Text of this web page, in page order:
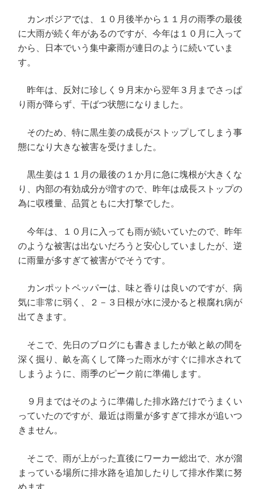
カンボジアでは、１０月後半から１１月の雨季の最後
に大雨が続く年があるのですが、今年は１０月に入って
から、日本でいう集中豪雨が連日のように続いていま
す。
昨年は、反対に珍しく９月末から翌年３月までさっぱ
り雨が降らず、干ばつ状態になりました。
そのため、特に黒生姜の成長がストップしてしまう事
態になり大きな被害を受けました。
黒生姜は１１月の最後の１か月に急に塊根が大きくな
り、内部の有効成分が増すので、昨年は成長ストップの
為に収穫量、品質ともに大打撃でした。
今年は、１０月に入っても雨が続いていたので、昨年
のような被害は出ないだろうと安心していましたが、逆
に雨量が多すぎて被害がでそうです。
カンポットペッパーは、味と香りは良いのですが、病
気に非常に弱く、２－３日根が水に浸かると根腐れ病が
出てきます。
そこで、先日のブログにも書きましたが畝と畝の間を
深く掘り、畝を高くして降った雨水がすぐに排水されて
しまうように、雨季のピーク前に準備します。
９月まではそのように準備した排水路だけでうまくい
っていたのですが、最近は雨量が多すぎて排水が追いつ
きません。
そこで、雨が上がった直後にワーカー総出で、水が溜
まっている場所に排水路を追加したりして排水作業に努
めます。